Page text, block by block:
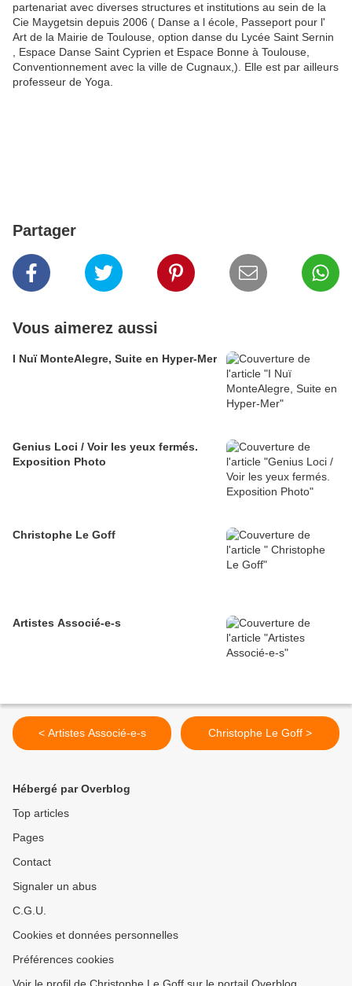
partenariat avec diverses structures et institutions au sein de la
Cie Maygetsin depuis 2006 ( Danse a l école, Passeport pour l'
Art de la Mairie de Toulouse, option danse du Lycée Saint Sernin
, Espace Danse Saint Cyprien et Espace Bonne à Toulouse,
Conventionnement avec la ville de Cugnaux,). Elle est par ailleurs
professeur de Yoga.
Partager
Vous aimerez aussi
I Nuï MonteAlegre, Suite en Hyper-Mer
Genius Loci / Voir les yeux fermés.
Exposition Photo
Christophe Le Goff
Artistes Associé-e-s
< Artistes Associé-e-s Christophe Le Goff >
Hébergé par Overblog
Top articles
Pages
Contact
Signaler un abus
C.G.U.
Cookies et données personnelles
Préférences cookies